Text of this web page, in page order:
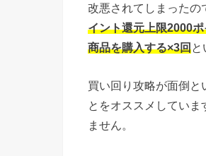
改悪されてしまったの
イント還元上限2000
商品を購入する×3回と
買い回り攻略が面倒
とをオススメしてい
ません。